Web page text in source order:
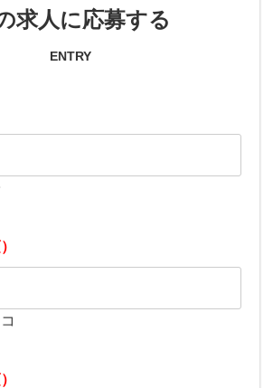
求人に応募する
ENTRY